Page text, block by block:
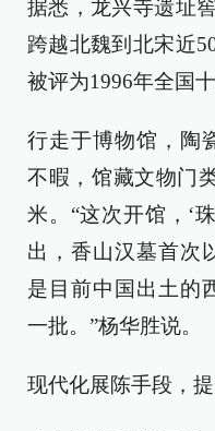
据悉，龙兴寺遗址
跨越北魏到北宋近
被评为1996年全国
行走于博物馆，陶
不暇，馆藏文物门
米。“这次开馆，‘
出，香山汉墓首次
是目前中国出土的
一批。”杨华胜说。
现代化展陈手段，